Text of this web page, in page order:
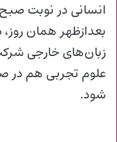
انسانی در نوبت
بعدازظهر همان
زبان‌های خارجی
شود.